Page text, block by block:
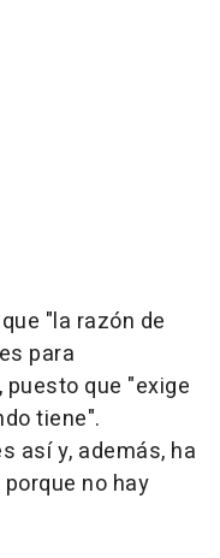
"la razón de
para
que "exige
tiene".
así y, además, ha
no hay